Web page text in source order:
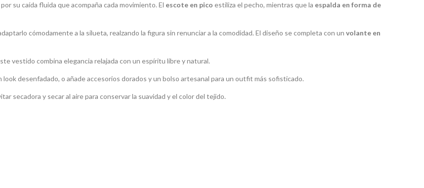
su caída fluida que acompaña cada movimiento. El escote en pico estiliza el pecho, mientras que la espalda en forma de
cómodamente a la silueta, realzando la figura sin renunciar a la comodidad. El diseño se completa con un volante en
vestido combina elegancia relajada con un espíritu libre y natural.
look desenfadado, o añade accesorios dorados y un bolso artesanal para un outfit más sofisticado.
secadora y secar al aire para conservar la suavidad y el color del tejido.